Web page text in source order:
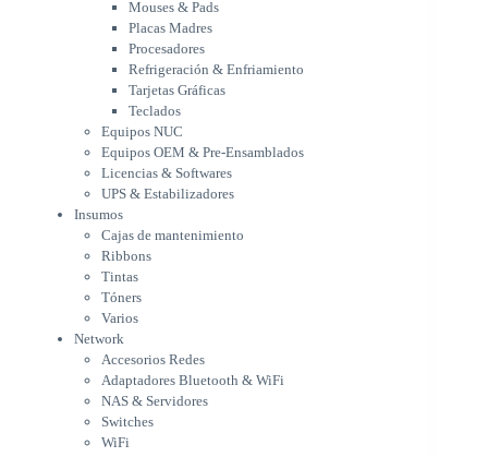
Teclados
Equipos NUC
Equipos OEM & Pre-Ensamblados
Licencias & Softwares
UPS & Estabilizadores
Insumos
Cajas de mantenimiento
Ribbons
Tintas
Tóners
Varios
Network
Accesorios Redes
Adaptadores Bluetooth & WiFi
NAS & Servidores
Switches
WiFi
Notebooks & Portátiles
Cargador para notebook
Cooling Pad
PDV
Mouses & Pads
Placas Madres
Procesadores
Refrigeración & Enfriamiento
Tarjetas Gráficas
Teclados
Equipos NUC
Equipos OEM & Pre-Ensamblados
Licencias & Softwares
UPS & Estabilizadores
Insumos
Cajas de mantenimiento
Ribbons
Tintas
Tóners
Varios
Network
Accesorios Redes
Adaptadores Bluetooth & WiFi
NAS & Servidores
Switches
WiFi